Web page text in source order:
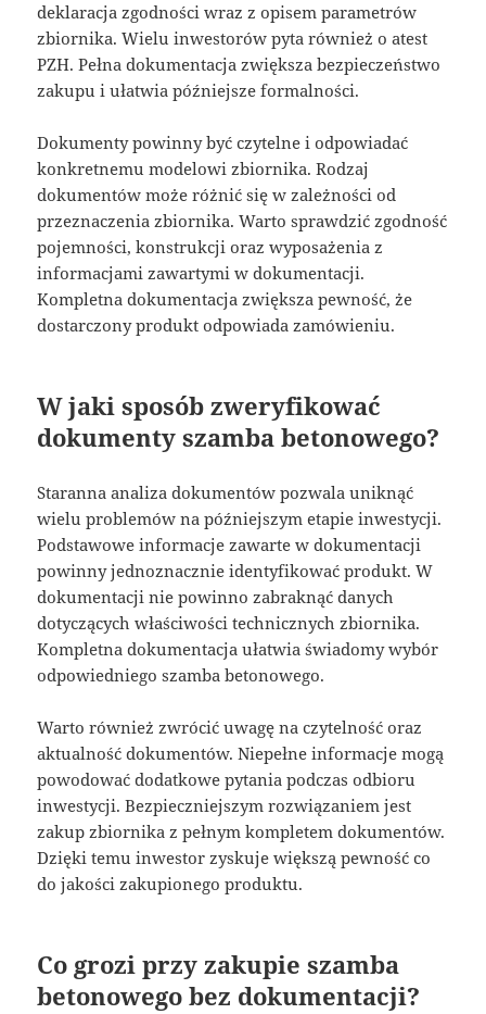
deklaracja zgodności wraz z opisem parametrów
zbiornika. Wielu inwestorów pyta również o atest
PZH. Pełna dokumentacja zwiększa bezpieczeństwo
zakupu i ułatwia późniejsze formalności.
Dokumenty powinny być czytelne i odpowiadać
konkretnemu modelowi zbiornika. Rodzaj
dokumentów może różnić się w zależności od
przeznaczenia zbiornika. Warto sprawdzić zgodność
pojemności, konstrukcji oraz wyposażenia z
informacjami zawartymi w dokumentacji.
Kompletna dokumentacja zwiększa pewność, że
dostarczony produkt odpowiada zamówieniu.
W jaki sposób zweryfikować
dokumenty szamba betonowego?
Staranna analiza dokumentów pozwala uniknąć
wielu problemów na późniejszym etapie inwestycji.
Podstawowe informacje zawarte w dokumentacji
powinny jednoznacznie identyfikować produkt. W
dokumentacji nie powinno zabraknąć danych
dotyczących właściwości technicznych zbiornika.
Kompletna dokumentacja ułatwia świadomy wybór
odpowiedniego szamba betonowego.
Warto również zwrócić uwagę na czytelność oraz
aktualność dokumentów. Niepełne informacje mogą
powodować dodatkowe pytania podczas odbioru
inwestycji. Bezpieczniejszym rozwiązaniem jest
zakup zbiornika z pełnym kompletem dokumentów.
Dzięki temu inwestor zyskuje większą pewność co
do jakości zakupionego produktu.
Co grozi przy zakupie szamba
betonowego bez dokumentacji?